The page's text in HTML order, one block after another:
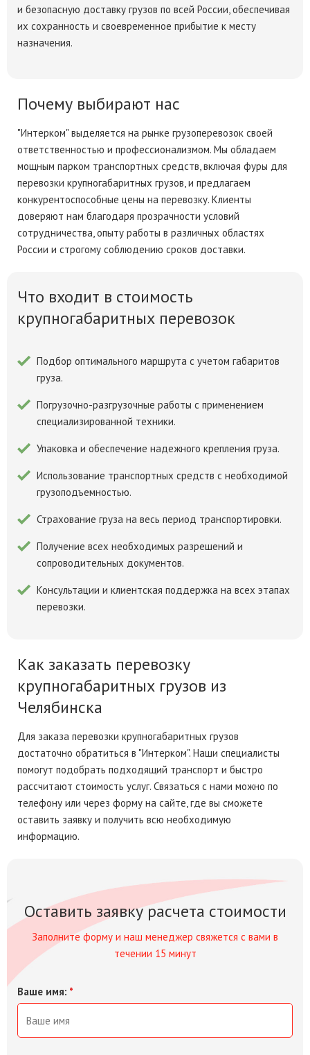
и безопасную доставку грузов по всей России, обеспечивая
их сохранность и своевременное прибытие к месту
назначения.
Почему выбирают нас
"Интерком" выделяется на рынке грузоперевозок своей
ответственностью и профессионализмом. Мы обладаем
мощным парком транспортных средств, включая фуры для
перевозки крупногабаритных грузов, и предлагаем
конкурентоспособные цены на перевозку. Клиенты
доверяют нам благодаря прозрачности условий
сотрудничества, опыту работы в различных областях
России и строгому соблюдению сроков доставки.
Что входит в стоимость
крупногабаритных перевозок
Подбор оптимального маршрута с учетом габаритов
груза.
Погрузочно-разгрузочные работы с применением
специализированной техники.
Упаковка и обеспечение надежного крепления груза.
Использование транспортных средств с необходимой
грузоподъемностью.
Страхование груза на весь период транспортировки.
Получение всех необходимых разрешений и
сопроводительных документов.
Консультации и клиентская поддержка на всех этапах
перевозки.
Как заказать перевозку
крупногабаритных грузов из
Челябинска
Для заказа перевозки крупногабаритных грузов
достаточно обратиться в "Интерком". Наши специалисты
помогут подобрать подходящий транспорт и быстро
рассчитают стоимость услуг. Связаться с нами можно по
телефону или через форму на сайте, где вы сможете
оставить заявку и получить всю необходимую
информацию.
Оставить заявку расчета стоимости
Заполните форму и наш менеджер свяжется с вами в
течении 15 минут
Ваше имя: *